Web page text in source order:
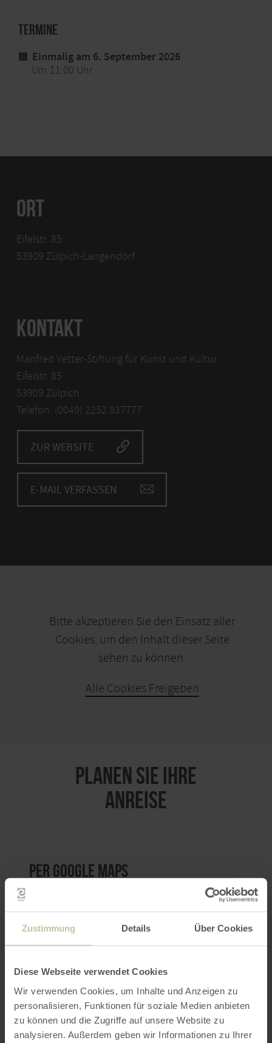
Zustimmung Details Über Cookies
Diese Webseite verwendet Cookies
Wir verwenden Cookies, um Inhalte und Anzeigen zu
personalisieren, Funktionen für soziale Medien anbieten
zu können und die Zugriffe auf unsere Website zu
analysieren. Außerdem geben wir Informationen zu Ihrer
Termine
Einmalig am 6. September 2026
Um 11:00 Uhr
ORT
Eifelstr. 85
53909 Zülpich-Langendorf
KONTAKT
Manfred Vetter-Stiftung für Kunst und Kultur
Eifelstr. 85
53909 Zülpich
Telefon: (0049) 2252 837777
ZUR WEBSITE
E-MAIL VERFASSEN
Bitte akzeptieren Sie den Einsatz aller
Cookies, um den Inhalt dieser Seite
sehen zu können.
Alle Cookies Freigeben
PLANEN SIE IHRE
ANREISE
per Google Maps
ROUTE PLANEN